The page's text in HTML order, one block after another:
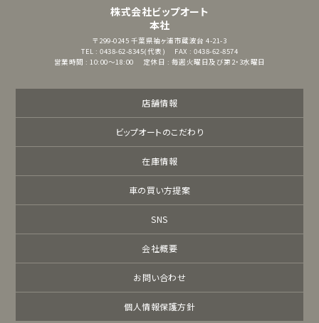
株式会社ビップオート
本社
〒299-0245 千葉県袖ヶ浦市蔵波台 4-21-3
TEL : 0438-62-8345(代表)
FAX : 0438-62-8574
営業時間 : 10:00～18:00
定休日 : 毎週火曜日及び第2・3水曜日
店舗情報
ビップオートのこだわり
在庫情報
車の買い方提案
SNS
会社概要
お問い合わせ
個人情報保護方針